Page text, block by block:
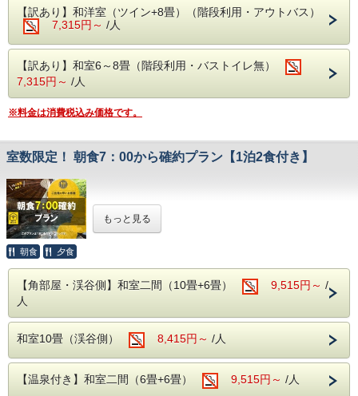
必要）
TEL：0278-22-3991
・お夕食は約50品目のバイキング!
ソフトドリンクはもちろん、アルコール類
（生ビール・日本酒・サワー・焼酎など）も【飲み放題】
季節の食材を使った色とりどりのお料理を
お好きなだけお召し上がりください。
老神伝説残る歴史ある名湯!
本館(弱アルカリ性単純泉)・別館(単純温泉)
【営業時間】5:00～10:00/14:00～23:00
・別館大浴場
〇自然に抱かれた山楽荘の露天風呂〇
本館の露天風呂は片品渓谷の流れを感じながら入浴でき
・カラオケ
無料でご利用いただける娯楽施設が盛りだくさん。
【訳あり】和洋室（ツイン+8畳）（階段利用・アウトバス）
7,315円～ /人
【訳あり】和室6～8畳（階段利用・バストイレ無）
7,315円～ /人
※料金は消費税込み価格です。
室数限定！ 朝食7：00から確約プラン【1泊2食付き】
－－－－－－
す。
※ 1日5部屋限定の特別プランです。
※ 本プランの内容はスタンダードプランに準じます。
もっと見る
朝食 夕食
【角部屋・渓谷側】和室二間（10畳+6畳） 9,515円～ /
人
和室10畳（渓谷側） 8,415円～ /人
【温泉付き】和室二間（6畳+6畳） 9,515円～ /人